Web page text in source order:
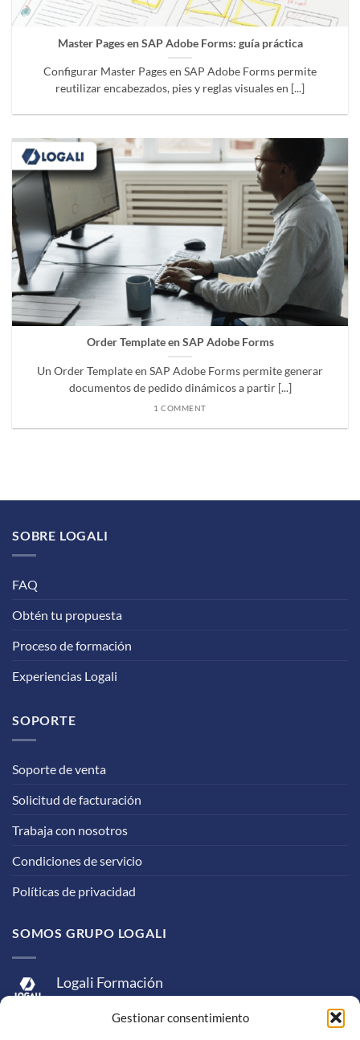
Gestionar consentimiento
Master Pages en SAP Adobe Forms: guía práctica
Configurar Master Pages en SAP Adobe Forms permite
reutilizar encabezados, pies y reglas visuales en [...]
Order Template en SAP Adobe Forms
Un Order Template en SAP Adobe Forms permite generar
documentos de pedido dinámicos a partir [...]
1 COMMENT
SOBRE LOGALI
FAQ
Obtén tu propuesta
Proceso de formación
Experiencias Logali
SOPORTE
Soporte de venta
Solicitud de facturación
Trabaja con nosotros
Condiciones de servicio
Políticas de privacidad
SOMOS GRUPO LOGALI
Logali Formación
Logali Consultoría